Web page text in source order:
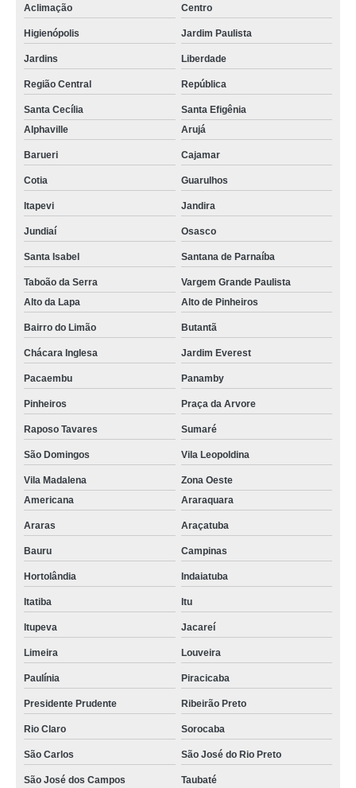
Aclimação Centro
Higienópolis Jardim Paulista
Jardins Liberdade
Região Central República
Santa Cecília
Santa Efigênia
Alphaville
Arujá
Barueri Cajamar
Cotia Guarulhos
Itapevi Jandira
Jundiaí Osasco
Santa Isabel Santana de Parnaíba
Taboão da Serra
Vargem Grande Paulista
Alto da Lapa
Alto de Pinheiros
Bairro do Limão Butantã
Chácara Inglesa Jardim Everest
Pacaembu Panamby
Pinheiros Praça da Arvore
Raposo Tavares Sumaré
São Domingos Vila Leopoldina
Vila Madalena
Zona Oeste
Americana
Araraquara
Araras Araçatuba
Bauru Campinas
Hortolândia Indaiatuba
Itatiba Itu
Itupeva Jacareí
Limeira Louveira
Paulínia Piracicaba
Presidente Prudente Ribeirão Preto
Rio Claro Sorocaba
São Carlos São José do Rio Preto
São José dos Campos Taubaté